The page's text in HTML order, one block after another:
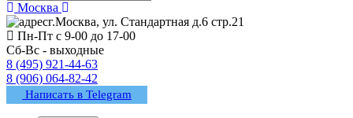
Москва
г.Москва, ул. Стандартная д.6 стр.21
Пн-Пт с 9-00 до 17-00
Сб-Вс - выходные
8 (495) 921-44-63
8 (906) 064-82-42
Написать в Telegram